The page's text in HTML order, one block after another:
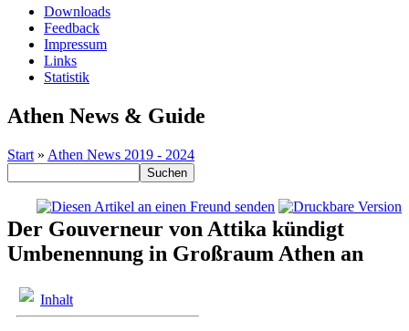
Downloads
Feedback
Impressum
Links
Statistik
Athen News & Guide
Start » Athen News 2019 - 2024
Der Gouverneur von Attika kündigt
Umbenennung in Großraum Athen an
Inhalt